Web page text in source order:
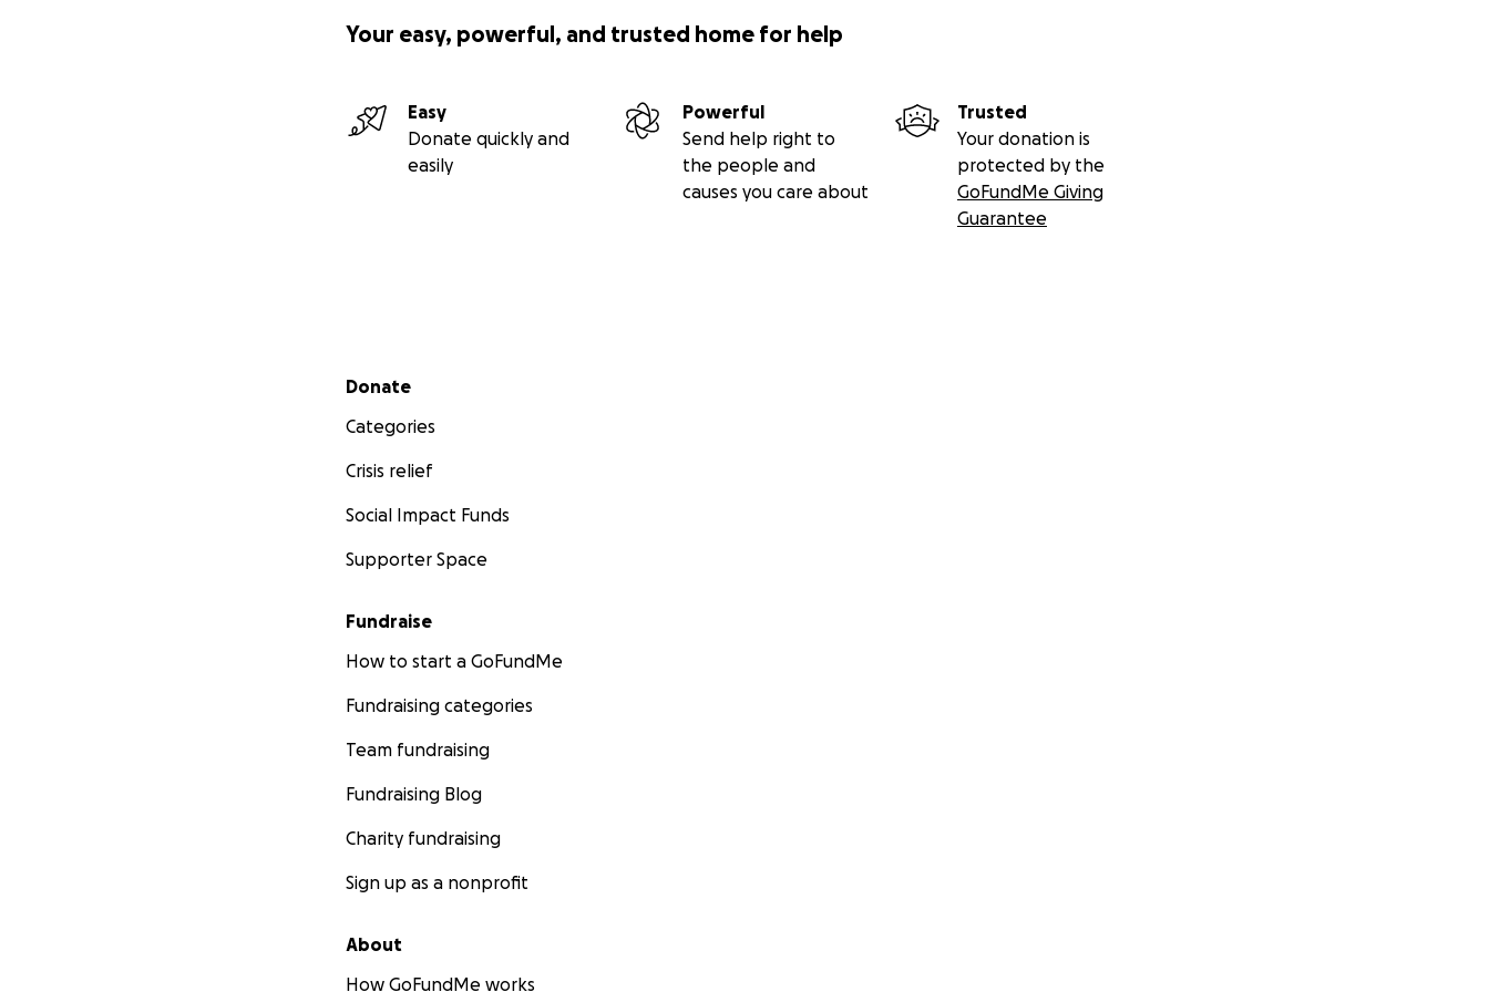
Your easy, powerful, and trusted home for help
Easy
Donate quickly and
easily
Powerful
Send help right to
the people and
causes you care about
Trusted
Your donation is
protected by the
GoFundMe Giving
Guarantee
Secondary menu
Donate
Categories
Crisis relief
Social Impact Funds
Supporter Space
Fundraise
How to start a GoFundMe
Fundraising categories
Team fundraising
Fundraising Blog
Charity fundraising
Sign up as a nonprofit
About
How GoFundMe works